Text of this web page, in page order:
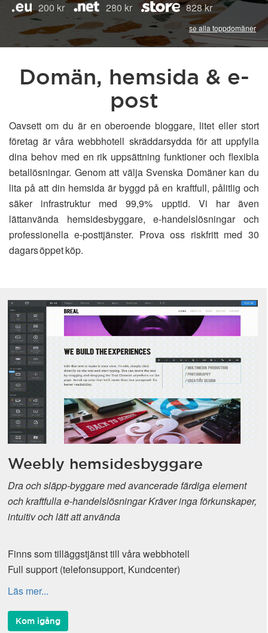
200 kr 280 kr 828 kr
se alla toppdomäner
Domän, hemsida & e-
post
Oavsett om du är en oberoende bloggare, litet eller stort
företag är våra webbhotell skräddarsydda för att uppfylla
dina behov med en rik uppsättning funktioner och flexibla
betallösningar. Genom att välja Svenska Domäner kan du
lita på att din hemsida är byggd på en kraftfull, pålitlig och
säker infrastruktur med 99,9% upptid. Vi har även
lättanvända hemsidesbyggare, e-handelslösningar och
professionella e-posttjänster. Prova oss riskfritt med 30
dagars öppet köp.
Weebly hemsidesbyggare
Dra och släpp-byggare med avancerade färdiga element
och kraftfulla e-handelslösningar Kräver inga förkunskaper,
intuitiv och lätt att använda
Finns som tilläggstjänst till våra webbhotell
Full support (telefonsupport, Kundcenter)
Läs mer...
Kom igång